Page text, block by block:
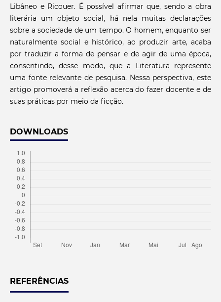
Libâneo e Ricouer. É possível afirmar que, sendo a obra
literária um objeto social, há nela muitas declarações
sobre a sociedade de um tempo. O homem, enquanto ser
naturalmente social e histórico, ao produzir arte, acaba
por traduzir a forma de pensar e de agir de uma época,
consentindo, desse modo, que a Literatura represente
uma fonte relevante de pesquisa. Nessa perspectiva, este
artigo promoverá a reflexão acerca do fazer docente e de
suas práticas por meio da ficção.
DOWNLOADS
REFERÊNCIAS